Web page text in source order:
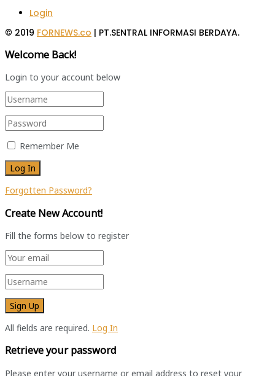
Login
© 2019 FORNEWS.co | PT.SENTRAL INFORMASI BERDAYA.
Welcome Back!
Login to your account below
Remember Me
Forgotten Password?
Create New Account!
Fill the forms below to register
All fields are required. Log In
Retrieve your password
Please enter your username or email address to reset your